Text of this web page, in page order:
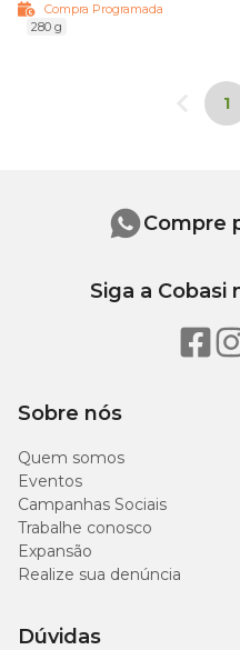
Compra Programada
280 g
1
Sobre nós
Quem somos
Eventos
Campanhas Sociais
Trabalhe conosco
Expansão
Realize sua denúncia
Dúvidas
Compre
Siga a Cobasi